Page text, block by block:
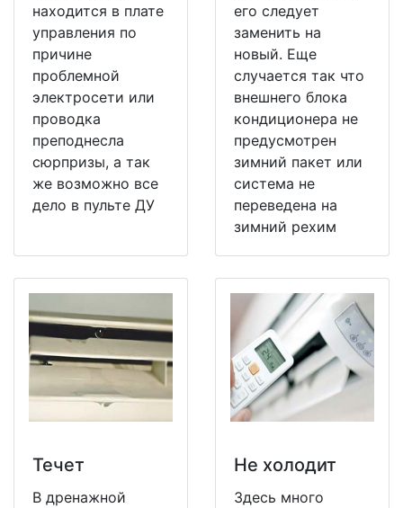
находится в плате
управления по
причине
проблемной
электросети или
проводка
преподнесла
сюрпризы, а так
же возможно все
дело в пульте ДУ
его следует
заменить на
новый. Еще
случается так что
внешнего блока
кондиционера не
предусмотрен
зимний пакет или
система не
переведена на
зимний рехим
Течет
В дренажной
Не холодит
Здесь много